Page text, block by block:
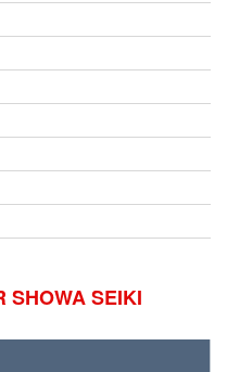
SHOWA SEIKI